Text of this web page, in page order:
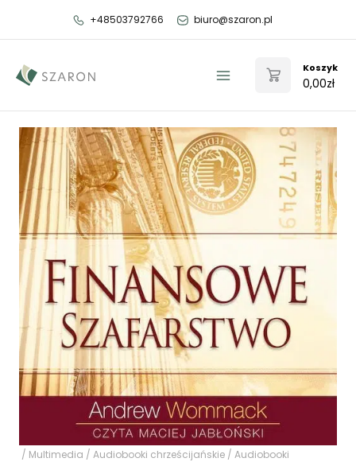
+48503792766 biuro@szaron.pl
Menu
Koszyk
0,00zł
/ Multimedia / Audiobooki chrześcijańskie / Audiobooki